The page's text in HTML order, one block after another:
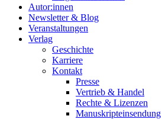
Autor:innen
Newsletter & Blog
Veranstaltungen
Verlag
Geschichte
Karriere
Kontakt
Presse
Vertrieb & Handel
Rechte & Lizenzen
Manuskripteinsendung